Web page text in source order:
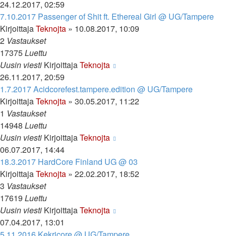
24.12.2017, 02:59
7.10.2017 Passenger of Shit ft. Ethereal Girl @ UG/Tampere
KirjoittajaTeknojta » 10.08.2017, 10:09
2 Vastaukset
17375Luettu
Uusin viesti KirjoittajaTeknojta
26.11.2017, 20:59
1.7.2017 Acidcorefest.tampere.edition @ UG/Tampere
KirjoittajaTeknojta » 30.05.2017, 11:22
1 Vastaukset
14948 Luettu
Uusin viesti KirjoittajaTeknojta
06.07.2017, 14:44
18.3.2017 HardCore Finland UG @ 03
KirjoittajaTeknojta » 22.02.2017, 18:52
3 Vastaukset
17619 Luettu
Uusin viesti KirjoittajaTeknojta
07.04.2017, 13:01